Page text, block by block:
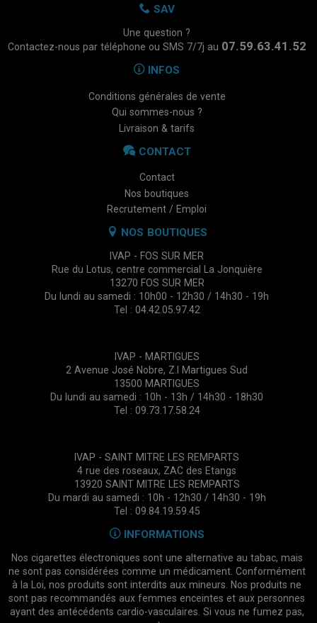
SAV
Une question ?
Contactez-nous par téléphone ou SMS 7/7j au 07.59.63.41.52
INFOS
Conditions générales de vente
Qui sommes-nous ?
Livraison & tarifs
CONTACT
Contact
Nos boutiques
Recrutement / Emploi
NOS BOUTIQUES
IVAP - FOS SUR MER
Rue du Lotus, centre commercial La Jonquière
13270 FOS SUR MER
Du lundi au samedi : 10h00 - 12h30 / 14h30 - 19h
Tel : 04.42.05.97.42
IVAP - MARTIGUES
2 Avenue José Nobre, Z.I Martigues Sud
13500 MARTIGUES
Du lundi au samedi : 10h - 13h / 14h30 - 18h30
Tel : 09.73.17.58.24
IVAP - SAINT MITRE LES REMPARTS
4 rue des roseaux, ZAC des Etangs
13920 SAINT MITRE LES REMPARTS
Du mardi au samedi : 10h - 12h30 / 14h30 - 19h
Tel : 09.84.19.59.45
INFORMATIONS
Nos cigarettes électroniques sont une alternative au tabac, mais
ne sont pas considérées comme un médicament. Conformément
à la Loi, nos produits sont interdits aux mineurs. Nos produits ne
sont pas recommandés aux femmes enceintes et aux personnes
ayant des antécédents cardio-vasculaires. Si vous ne fumez pas,